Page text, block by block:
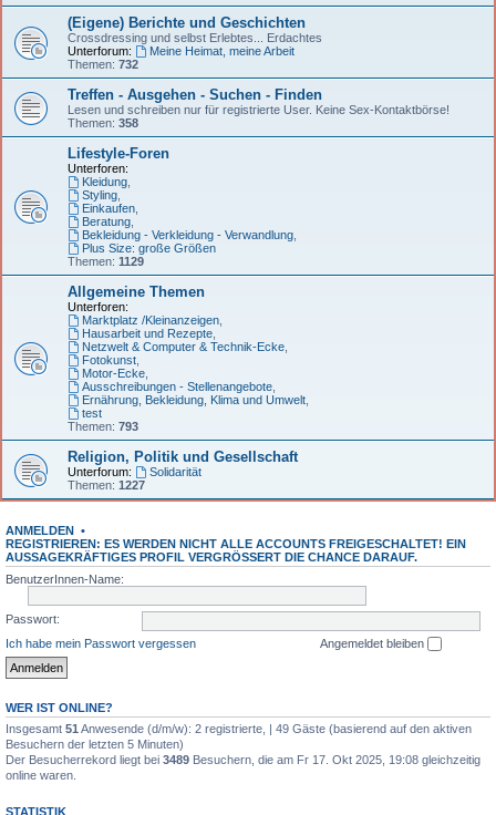
(Eigene) Berichte und Geschichten
Crossdressing und selbst Erlebtes... Erdachtes
Unterforum:
Meine Heimat, meine Arbeit
Themen: 732
Treffen - Ausgehen - Suchen - Finden
Lesen und schreiben nur für registrierte User. Keine Sex-Kontaktbörse!
Themen: 358
Lifestyle-Foren
Unterforen:
Kleidung,
Styling,
Einkaufen,
Beratung,
Bekleidung - Verkleidung - Verwandlung,
Plus Size: große Größen
Themen: 1129
Allgemeine Themen
Unterforen:
Marktplatz /Kleinanzeigen,
Hausarbeit und Rezepte,
Netzwelt & Computer & Technik-Ecke,
Fotokunst,
Motor-Ecke,
Ausschreibungen - Stellenangebote,
Ernährung, Bekleidung, Klima und Umwelt,
test
Themen: 793
Religion, Politik und Gesellschaft
Unterforum:
Solidarität
Themen: 1227
ANMELDEN •
REGISTRIEREN: ES WERDEN NICHT ALLE ACCOUNTS FREIGESCHALTET! EIN
AUSSAGEKRÄFTIGES PROFIL VERGRÖSSERT DIE CHANCE DARAUF.
BenutzerInnen-Name:
Passwort:
Ich habe mein Passwort vergessen
Angemeldet bleiben
WER IST ONLINE?
Insgesamt 51 Anwesende (d/m/w): 2 registrierte, | 49 Gäste (basierend auf den aktiven
Besuchern der letzten 5 Minuten)
Der Besucherrekord liegt bei 3489 Besuchern, die am Fr 17. Okt 2025, 19:08 gleichzeitig
online waren.
STATISTIK